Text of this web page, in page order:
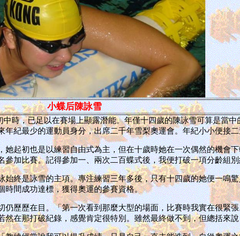
小蝶后陳詠雪
時，已足以在賽場上顯露潛能。年僅十四歲的陳詠雪可算是當
年紀最少的運動員身分，出席二千年雪梨奧運會。年紀小小便接
她起初也是以練習自由式為主，但在十歲時她在一次偶然的機會
參加比賽。記得參加一、兩次二百蝶式後，我便打破一項分齡組
始終是詠雪的主項。專注練習三年多後，只有十四歲的她便一鳴
時間成功達標，獲得奧運的參賽資格。
仍歷歷在目。「第一次看到那麼大型的場面，比賽時我實在很緊
然在那打破紀錄，感覺肯定很特別。雖然最終做不到，但總括來